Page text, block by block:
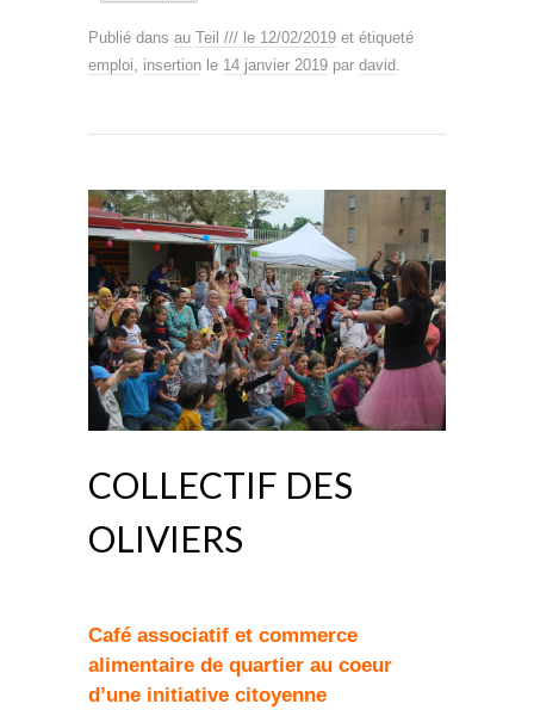
Publié dans au Teil /// le 12/02/2019 et étiqueté
emploi, insertion le 14 janvier 2019 par david.
COLLECTIF DES
OLIVIERS
Café associatif et commerce
alimentaire de quartier au coeur
d’une initiative citoyenne